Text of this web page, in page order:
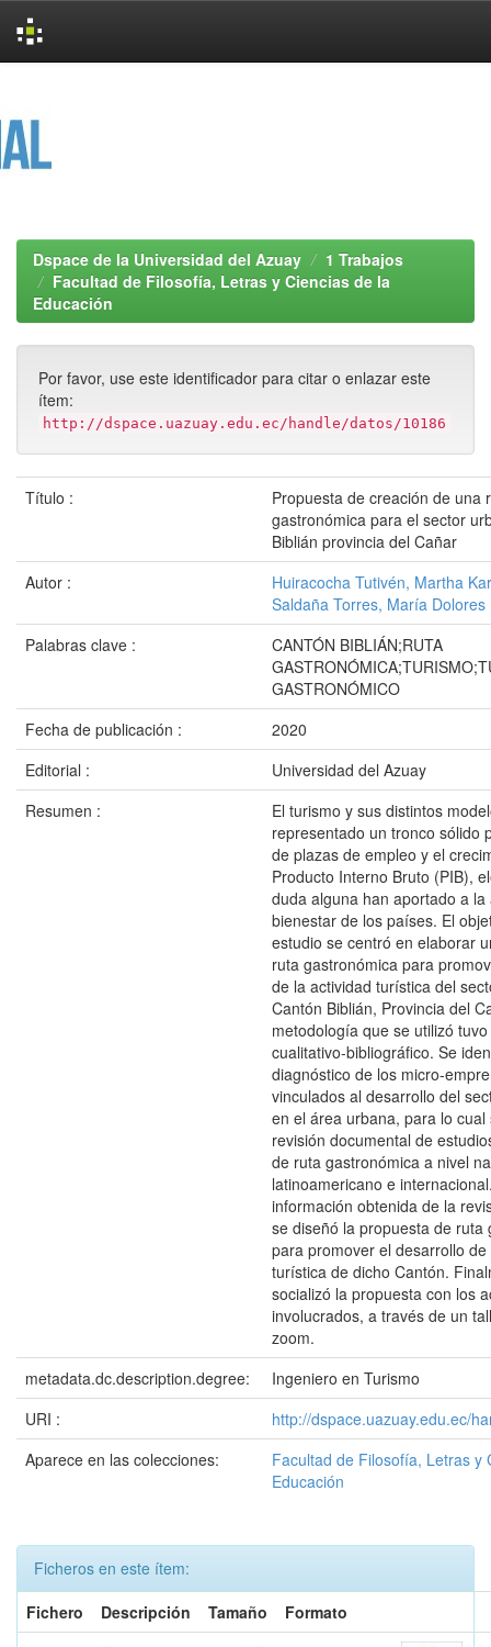
Dspace de la Universidad del Azuay
1 Trabajos
Facultad de Filosofía, Letras y Ciencias de la
Educación
Por favor, use este identificador para citar o enlazar este
ítem:
http://dspace.uazuay.edu.ec/handle/datos/10186
Título :
Propuesta de creación de una
gastronómica para el sector
Biblián provincia del Cañar
Autor :
Huiracocha Tutivén, Martha
Saldaña Torres, María Dolores
Palabras clave :
CANTÓN BIBLIÁN;RUTA
GASTRONÓMICO
Fecha de publicación :
2020
Editorial :
Universidad del Azuay
Resumen :
El turismo y sus distintos
representado un tronco sólido
de plazas de empleo y el
Producto Interno Bruto (PIB),
duda alguna han aportado a la
bienestar de los países. El
estudio se centró en elaborar
ruta gastronómica para
de la actividad turística del
Cantón Biblián, Provincia del
metodología que se utilizó
cualitativo-bibliográfico. Se
diagnóstico de los micro-
vinculados al desarrollo del
en el área urbana, para lo
revisión documental de
de ruta gastronómica a nivel
latinoamericano e
información obtenida de la
se diseñó la propuesta de ruta
para promover el desarrollo
turística de dicho Cantón.
socializó la propuesta con los
involucrados, a través de un
zoom.
metadata.dc.description.degree:
Ingeniero en Turismo
URI :
http://dspace.uazuay.edu.ec/
Aparece en las colecciones:
Facultad de Filosofía, Letras y
Educación
Ficheros en este ítem:
Fichero
Descripción Tamaño
Formato